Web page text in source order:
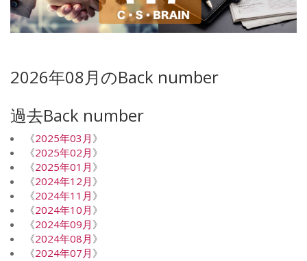
2026年08月のBack number
過去Back number
《2025年03月 》
《2025年02月 》
《2025年01月 》
《2024年12月 》
《2024年11月 》
《2024年10月 》
《2024年09月 》
《2024年08月 》
《2024年07月 》